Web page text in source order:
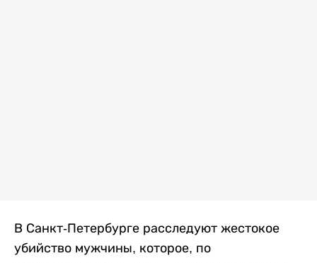
В Санкт-Петербурге расследуют жестокое
убийство мужчины, которое, по